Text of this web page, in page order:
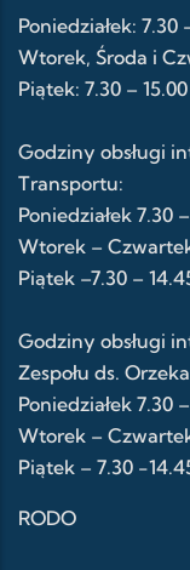
Poniedziałek: 7.30
Wtorek, Środa i
Piątek: 7.30 – 15.00
Godziny obsługi
Transportu:
Poniedziałek 7.30
Wtorek – Czwartek
Piątek –7.30 –
Godziny obsługi
Zespołu ds.
Poniedziałek 7.30
Wtorek – Czwartek
Piątek – 7.30 -
RODO